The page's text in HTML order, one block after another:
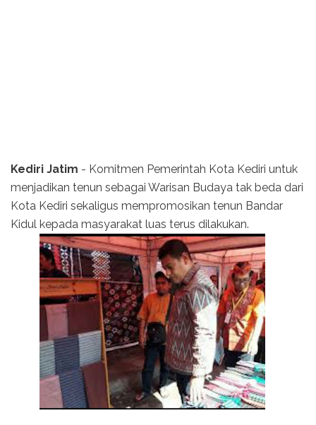
Kediri Jatim - Komitmen Pemerintah Kota Kediri untuk
menjadikan tenun sebagai Warisan Budaya tak beda dari
Kota Kediri sekaligus mempromosikan tenun Bandar
Kidul kepada masyarakat luas terus dilakukan.